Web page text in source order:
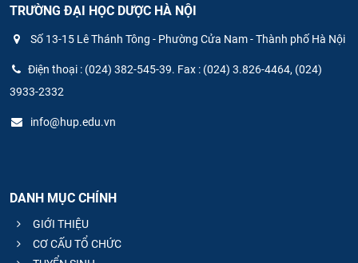
TRƯỜNG ĐẠI HỌC DƯỢC HÀ NỘI
Số 13-15 Lê Thánh Tông - Phường Cửa Nam - Thành phố Hà Nội
Điện thoại : (024) 382-545-39. Fax : (024) 3.826-4464, (024)
3933-2332
info@hup.edu.vn
DANH MỤC CHÍNH
GIỚI THIỆU
CƠ CẤU TỔ CHỨC